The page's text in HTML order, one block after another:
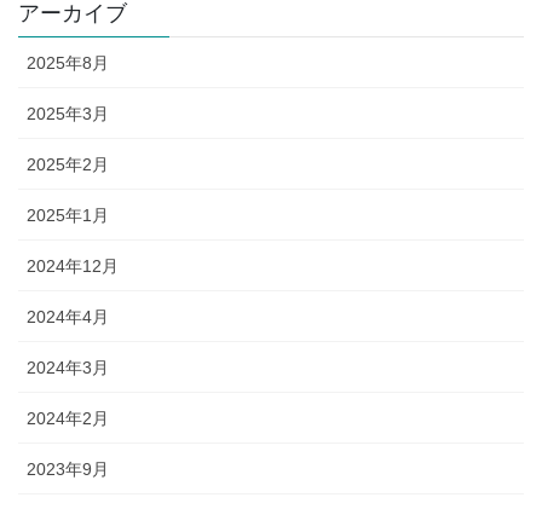
アーカイブ
2025年8月
2025年3月
2025年2月
2025年1月
2024年12月
2024年4月
2024年3月
2024年2月
2023年9月